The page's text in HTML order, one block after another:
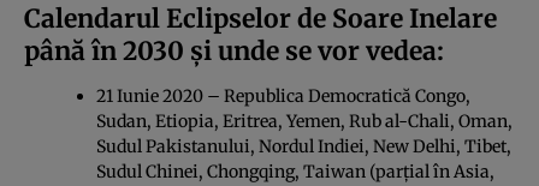
Calendarul Eclipselor de Soare Inelare
până în 2030 şi unde se vor vedea:
21 Iunie 2020 – Republica Democratică Congo,
Sudan, Etiopia, Eritrea, Yemen, Rub al-Chali, Oman,
Sudul Pakistanului, Nordul Indiei, New Delhi, Tibet,
Sudul Chinei, Chongqing, Taiwan (parţial în Asia,